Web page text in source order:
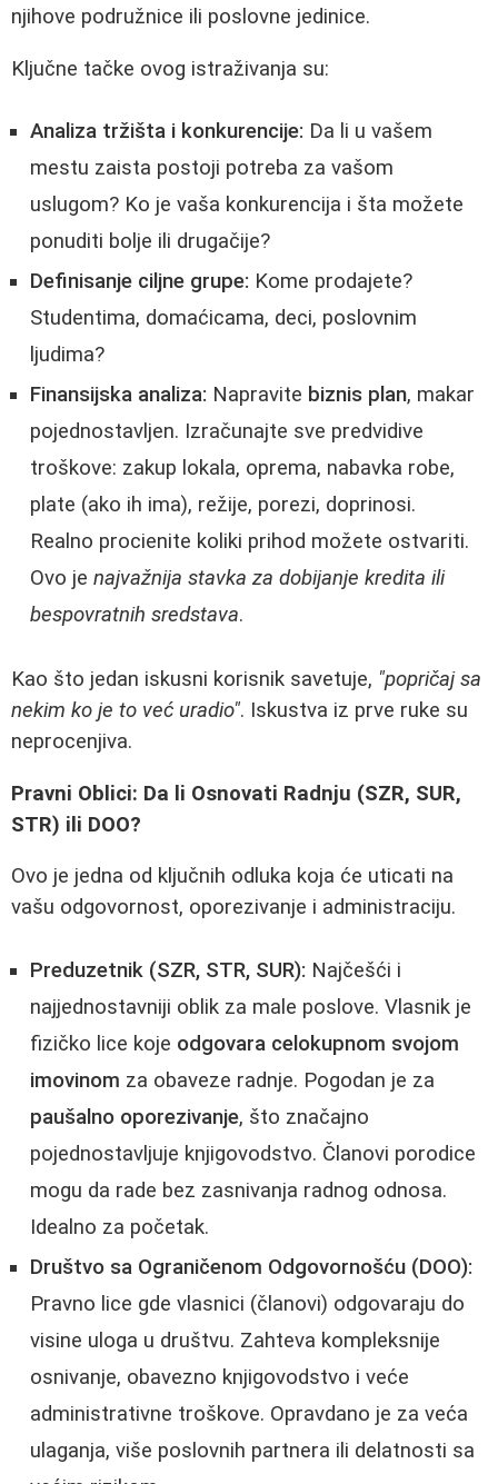
njihove podružnice ili poslovne jedinice.
Ključne tačke ovog istraživanja su:
Analiza tržišta i konkurencije: Da li u vašem
mestu zaista postoji potreba za vašom
uslugom? Ko je vaša konkurencija i šta možete
ponuditi bolje ili drugačije?
Definisanje ciljne grupe: Kome prodajete?
Studentima, domaćicama, deci, poslovnim
ljudima?
Finansijska analiza: Napravite biznis plan, makar
pojednostavljen. Izračunajte sve predvidive
troškove: zakup lokala, oprema, nabavka robe,
plate (ako ih ima), režije, porezi, doprinosi.
Realno procienite koliki prihod možete ostvariti.
Ovo je najvažnija stavka za dobijanje kredita ili
bespovratnih sredstava.
Kao što jedan iskusni korisnik savetuje, "popričaj sa
nekim ko je to već uradio". Iskustva iz prve ruke su
neprocenjiva.
Pravni Oblici: Da li Osnovati Radnju (SZR, SUR,
STR) ili DOO?
Ovo je jedna od ključnih odluka koja će uticati na
vašu odgovornost, oporezivanje i administraciju.
Preduzetnik (SZR, STR, SUR): Najčešći i
najjednostavniji oblik za male poslove. Vlasnik je
fizičko lice koje odgovara celokupnom svojom
imovinom za obaveze radnje. Pogodan je za
paušalno oporezivanje, što značajno
pojednostavljuje knjigovodstvo. Članovi porodice
mogu da rade bez zasnivanja radnog odnosa.
Idealno za početak.
Društvo sa Ograničenom Odgovornošću (DOO):
Pravno lice gde vlasnici (članovi) odgovaraju do
visine uloga u društvu. Zahteva kompleksnije
osnivanje, obavezno knjigovodstvo i veće
administrativne troškove. Opravdano je za veća
ulaganja, više poslovnih partnera ili delatnosti sa